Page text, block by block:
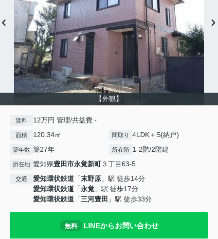
【外観】
賃料 12万円 管理/共益費 -
面積 120.34㎡ 間取り 4LDK＋S(納戸)
築年数 築27年 所在階 1-2階/2階建
所在地 愛知県豊田市永覚新町３丁目63-5
交通 愛知環状鉄道 「末野原 」駅 徒歩14分
愛知環状鉄道 「永覚 」駅 徒歩17分
愛知環状鉄道 「三河豊田 」駅 徒歩33分
無料 LINEからお問い合わせ